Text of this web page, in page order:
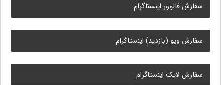
سفارش فالوور اینستاگرام
سفارش ویو (بازدید) اینستاگرام
سفارش لایک اینستاگرام